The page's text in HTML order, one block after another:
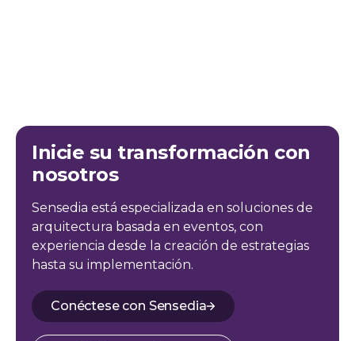
Inicie su transformación con
nosotros
Sensedia está especializada en soluciones de
arquitectura basada en eventos, con
experiencia desde la creación de estrategias
hasta su implementación.
Conéctese con Sensedia